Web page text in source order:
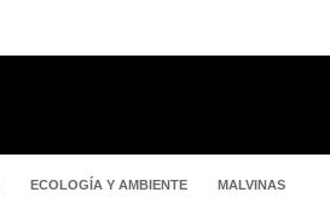
ECOLOGÍA Y AMBIENTE MALVINAS